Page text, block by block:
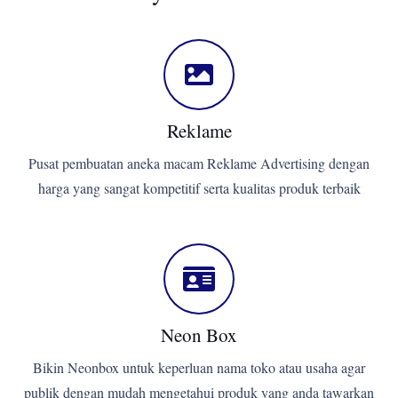
Reklame
Pusat pembuatan aneka macam Reklame Advertising dengan
harga yang sangat kompetitif serta kualitas produk terbaik
Neon Box
Bikin Neonbox untuk keperluan nama toko atau usaha agar
publik dengan mudah mengetahui produk yang anda tawarkan